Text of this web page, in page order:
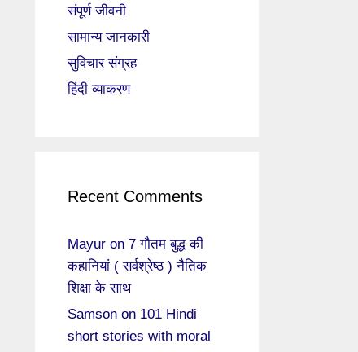
संपूर्ण जीवनी
सामान्य जानकारी
सुविचार संग्रह
हिंदी व्याकरण
Recent Comments
Mayur on 7 गौतम बुद्ध की
कहानियां ( सर्वश्रेष्ठ ) नैतिक
शिक्षा के साथ
Samson on 101 Hindi
short stories with moral